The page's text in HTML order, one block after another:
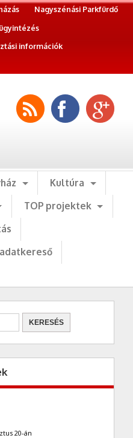
Nagyszénási Parkfürdő
információk
Kultúra
TOP projektek
20-án